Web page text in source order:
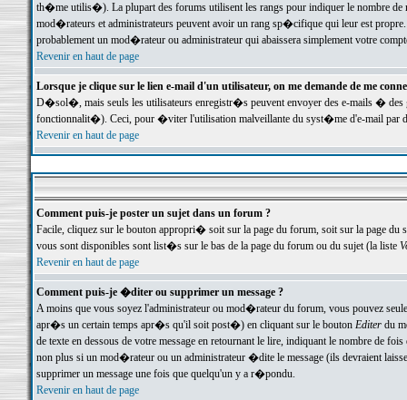
th�me utilis�). La plupart des forums utilisent les rangs pour indiquer le nombre de
mod�rateurs et administrateurs peuvent avoir un rang sp�cifique qui leur est
probablement un mod�rateur ou administrateur qui abaissera simplement votre
Revenir en haut de page
Lorsque je clique sur le lien e-mail d'un utilisateur, on me demande de me
D�sol�, mais seuls les utilisateurs enregistr�s peuvent envoyer des e-mails �
fonctionnalit�). Ceci, pour �viter l'utilisation malveillante du syst�me d'e-mail par
Revenir en haut de page
Comment puis-je poster un sujet dans un forum ?
Facile, cliquez sur le bouton appropri� soit sur la page du forum, soit sur la page du
vous sont disponibles sont list�s sur le bas de la page du forum ou du sujet (la liste
Revenir en haut de page
Comment puis-je �diter ou supprimer un message ?
A moins que vous soyez l'administrateur ou mod�rateur du forum, vous pouvez
apr�s un certain temps apr�s qu'il soit post�) en cliquant sur le bouton Editerdu
de texte en dessous de votre message en retournant le lire, indiquant le nombre
non plus si un mod�rateur ou un administrateur �dite le message (ils devraient
supprimer un message une fois que quelqu'un y a r�pondu.
Revenir en haut de page